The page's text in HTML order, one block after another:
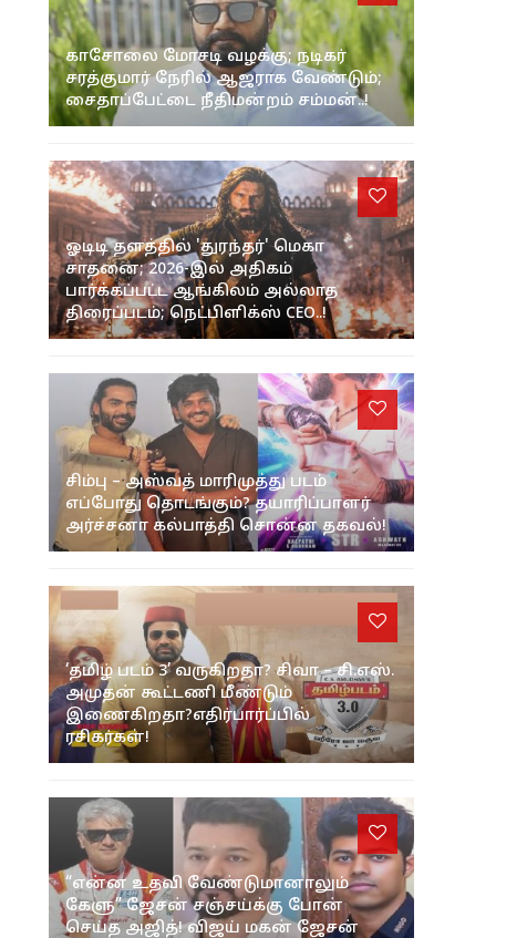
காசோலை மோசடி வழக்கு; நடிகர்
சரத்குமார் நேரில் ஆஜராக வேண்டும்;
சைதாப்பேட்டை நீதிமன்றம் சம்மன்..!
ஓடிடி தளத்தில் 'துரந்தர்' மெகா
சாதனை; 2026-இல் அதிகம்
பார்க்கப்பட்ட ஆங்கிலம் அல்லாத
திரைப்படம்; நெட்பிளிக்ஸ் CEO..!
சிம்பு – அஸ்வத் மாரிமுத்து படம்
எப்போது தொடங்கும்? தயாரிப்பாளர்
அர்ச்சனா கல்பாத்தி சொன்ன தகவல்!
‘தமிழ் படம் 3’ வருகிறதா? சிவா – சி.எஸ்.
அமுதன் கூட்டணி மீண்டும்
இணைகிறதா?எதிர்பார்ப்பில்
ரசிகர்கள்!
“என்ன உதவி வேண்டுமானாலும்
கேளு” ஜேசன் சஞ்சய்க்கு போன்
செய்த அஜித்! விஜய் மகன் ஜேசன்